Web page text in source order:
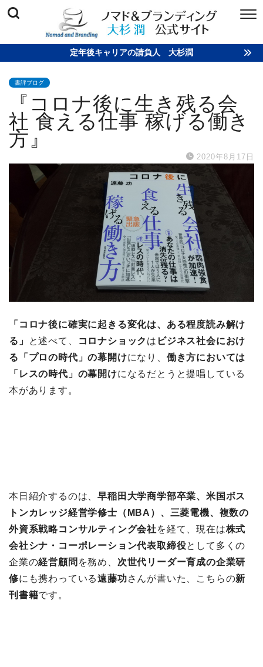
定年後キャリアの請負人 大杉潤
書評ブログ
『コロナ後に生き残る会
社 食える仕事 稼げる働き
方』
2020年8月17日
「コロナ後に確実に起きる変化は、ある程度読み解け
る」
と述べて、 コロナショック は ビジネス社会におけ
る「プロの時代」の幕開けになり、 働き方においては
「レスの時代」の幕開けになるだとうと提唱している
本があります。
本日紹介するのは、早稲田大学商学部卒業、米国ボス
トンカレッジ経営学修士（MBA）、三菱電機、複数の
外資系戦略コンサルティング会社を経て、現在は株式
会社シナ・コーポレーション代表取締役として多くの
企業の経営顧問 を務め、 次世代リーダー育成の企業研
修にも携わっている遠藤功さんが書いた、こちらの新
刊書籍です。